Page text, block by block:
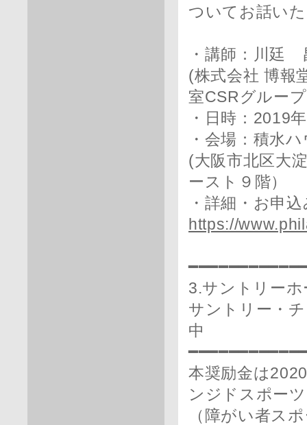
ついてお話い
・講師：川廷
(株式会社 博報
室CSRグルー
・日時：2019
・会場：積水
(大阪市北区大
ースト９階）
・詳細・お申
https://
3.サントリー
サントリー・
中
本奨励金は
ンジドスポーツ
（障がい者ス